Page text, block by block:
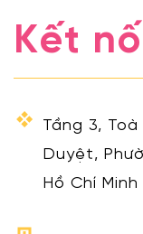
Kết
Tầng 3,
Duyệt,
Hồ Chí Minh